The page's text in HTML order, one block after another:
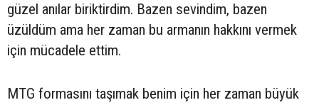
güzel anılar biriktirdim. Bazen sevindim, bazen
üzüldüm ama her zaman bu armanın hakkını vermek
için mücadele ettim.
MTG formasını taşımak benim için her zaman büyük